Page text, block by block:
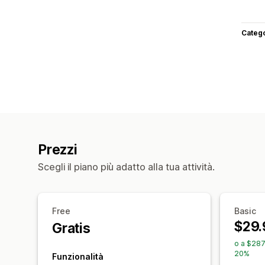
Prezzi
Scegli il piano più adatto alla tua attività.
Free
Gratis
Funzionalità
Basic
o a
20%